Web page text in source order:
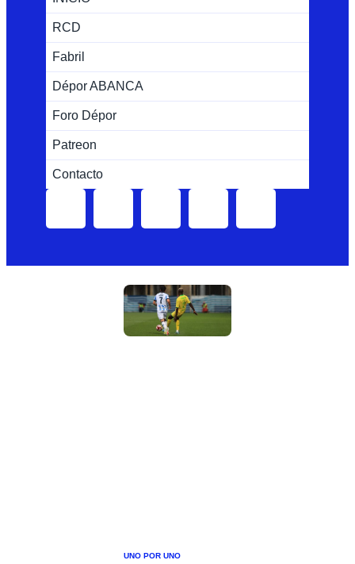
RCD
Fabril
Dépor ABANCA
Foro Dépor
Patreon
Contacto
UNO POR UNO